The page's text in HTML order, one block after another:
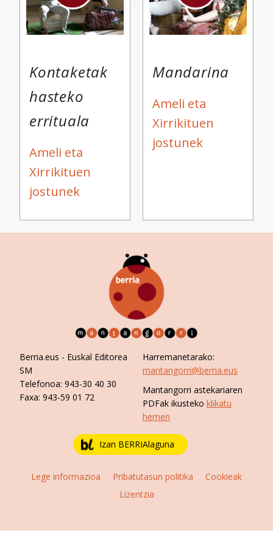
specific characteristics (fingerprinting)
Find out more about how your personal data is processed
and set your preferences in the details section.
Webgune honek cookie propioak eta hirugarrenen cookie-
fitxategiak erabiltzen ditu. Zure esperientzia eta
zerbitzuak hobetzeko asmoz, cookie teknologiaz
baliatzen gara. Ohar hau onartuz gero, teknologia hori
erabiltzeko baimen esplizitua ematen diguzu.Gehiago
Kontaketak
hasteko
errituala
Ameli eta
Xirrikituen
jostunek
Mandarina
Ameli eta
Xirrikituen
jostunek
Berria.eus - Euskal Editorea
SM
Telefonoa: 943-30 40 30
Faxa: 943-59 01 72
Harremanetarako:
mantangorri@berria.eus
Mantangorri astekariaren
PDFak ikusteko klikatu
hemen
Izan BERRIAlaguna
Lege informazioa Pribatutasun politika
Cookieak
Lizentzia